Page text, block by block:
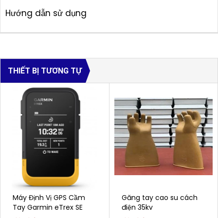
Hướng dẫn sử dụng
THIẾT BỊ TƯƠNG TỰ
Máy Định Vị GPS Cầm
Tay Garmin eTrex SE
Găng tay cao su cách
điện 35kv